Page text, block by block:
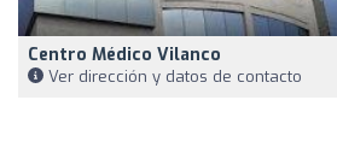
Centro Médico Vilanco
Ver dirección y datos de contacto